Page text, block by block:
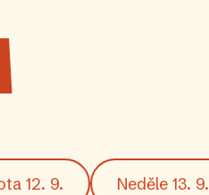
12. 9. Neděle 13. 9.